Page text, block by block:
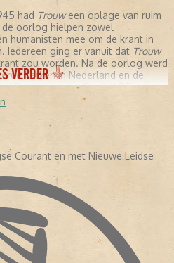
had Trouween oplage van ruim
oorlog hielpen zowel
humanisten mee om de krant in
Iedereen ging er vanuit dat Trouw
zou worden. Na de oorlog werd
Kerken in Nederland en de
Revolutionaire Partij (ARP).
bevrijding de hoofdredacteur
de ARP fractielid in de Tweede
sterk naar voren in de
zoals de dekolonisatie van
naar de Partij van de Arbeid.
maakte Slot een ommezwaai in
gaf. Alle vormen van religie
van de samenleving
Pers, die over de identiteit
kwaad in de veranderingen. Totdat
kwam.
VERDER
Courant en met Nieuwe Leidse